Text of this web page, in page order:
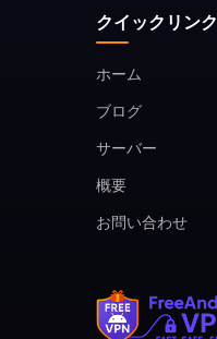
クイックリンク
ホーム
ブログ
サーバー
概要
お問い合わせ